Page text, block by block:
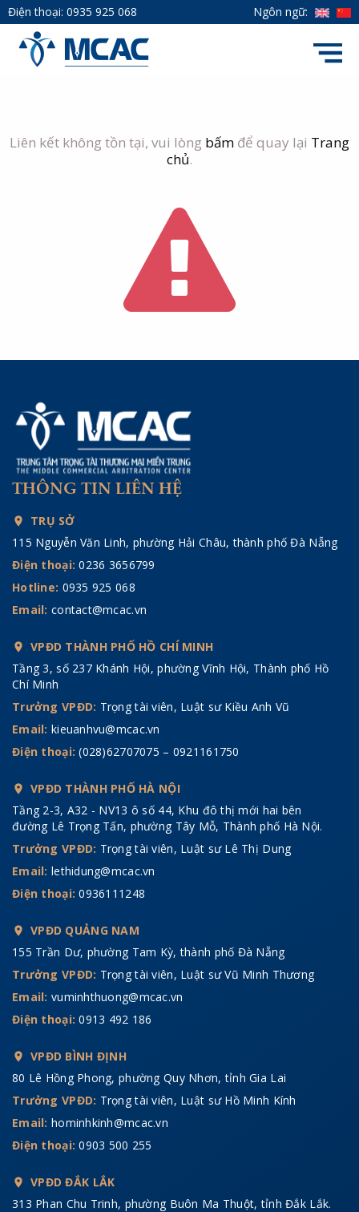
Điện thoại: 0935 925 068 Ngôn ngữ:
Liên kết không tồn tại, vui lòng bấm để quay lại Trang
chủ.
THÔNG TIN LIÊN HỆ
TRỤ SỞ
115 Nguyễn Văn Linh, phường Hải Châu, thành phố Đà Nẵng
Điện thoại:0236 3656799
Hotline: 0935 925 068
Email: contact@mcac.vn
VPĐD THÀNH PHỐ HỒ CHÍ MINH
Tầng 3, số 237 Khánh Hội, phường Vĩnh Hội, Thành phố Hồ
Chí Minh
Trưởng VPĐD: Trọng tài viên, Luật sư Kiều Anh Vũ
Email: kieuanhvu@mcac.vn
Điện thoại:(028)62707075 – 0921161750
VPĐD THÀNH PHỐ HÀ NỘI
Tầng 2-3, A32 - NV13 ô số 44, Khu đô thị mới hai bên
đường Lê Trọng Tấn, phường Tây Mỗ, Thành phố Hà Nội.
Trưởng VPĐD: Trọng tài viên, Luật sư Lê Thị Dung
Email: lethidung@mcac.vn
Điện thoại:0936111248
VPĐD QUẢNG NAM
155 Trần Dư, phường Tam Kỳ, thành phố Đà Nẵng
Trưởng VPĐD: Trọng tài viên, Luật sư Vũ Minh Thương
Email: vuminhthuong@mcac.vn
Điện thoại:0913 492 186
VPĐD BÌNH ĐỊNH
80 Lê Hồng Phong, phường Quy Nhơn, tỉnh Gia Lai
Trưởng VPĐD: Trọng tài viên, Luật sư Hồ Minh Kính
Email: hominhkinh@mcac.vn
Điện thoại:0903 500 255
VPĐD ĐẮK LẮK
313 Phan Chu Trinh, phường Buôn Ma Thuột, tỉnh Đắk Lắk.